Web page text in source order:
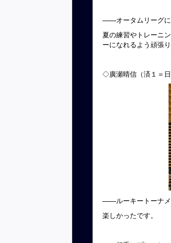
——オータムリーグに
夏の練習やトレーニ
ーになれるよう頑張り
◇廣瀬晴信（済１＝日
——ルーキートーナメ
楽しかったです。